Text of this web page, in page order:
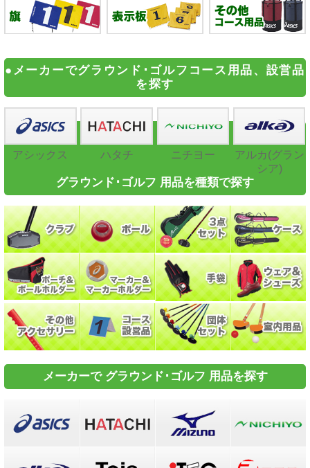
●メーカーでグラウンド･ゴルフコース用品、設営品
を探す
アシックス ハタチ ニチヨー
アルカ(グラン
シア)
グラウンド･ゴルフ 用品を種類で探す
メーカーで グラウンド･ゴルフ 用品を探す